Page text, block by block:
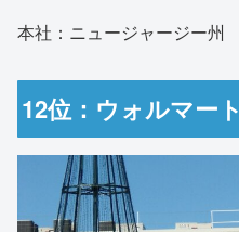
本社：ニュージャージー州
12位：ウォルマート